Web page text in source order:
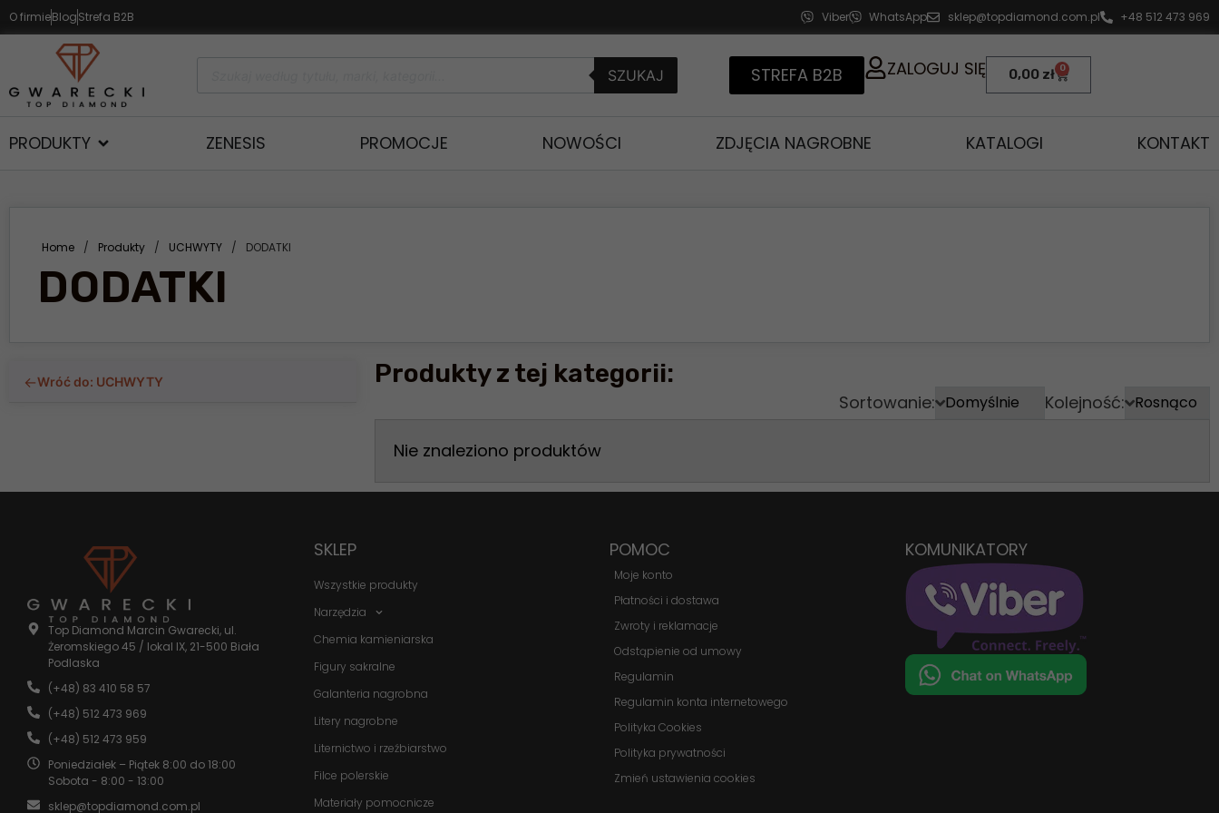
O firmieBlogStrefa B2B Viber WhatsApp sklep@topdiamond.com.pl +48 512 473 969
SZUKAJ STREFA B2B ZALOGUJ SIĘ 0,00 zł 0
PRODUKTY ZENESIS PROMOCJE NOWOŚCI ZDJĘCIA NAGROBNE KATALOGI KONTAKT
Home / Produkty / UCHWYTY / DODATKI
DODATKI
←Wróć do: UCHWYTY Produkty z tej kategorii:
Sortowanie: Kolejność:
Nie znaleziono produktów
Top Diamond Marcin Gwarecki, ul.
Żeromskiego 45 / lokal IX, 21-500 Biała
Podlaska
(+48) 83 410 58 57
(+48) 512 473 969
(+48) 512 473 959
Poniedziałek – Piątek 8:00 do 18:00
Sobota - 8:00 - 13:00
sklep@topdiamond.com.pl
SKLEP
Wszystkie produkty
Narzędzia
Chemia kamieniarska
Figury sakralne
Galanteria nagrobna
Litery nagrobne
Liternictwo i rzeźbiarstwo
Filce polerskie
Materiały pomocnicze
POMOC
Moje konto
Płatności i dostawa
Zwroty i reklamacje
Odstąpienie od umowy
Regulamin
Regulamin konta internetowego
Polityka Cookies
Polityka prywatności
Zmień ustawienia cookies
KOMUNIKATORY